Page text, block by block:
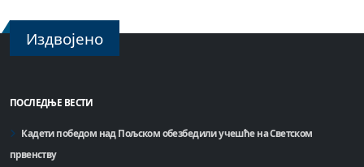
Издвојено
ПОСЛЕДЊЕ ВЕСТИ
Кадети победом над Пољском обезбедили учешће на Светском
првенству